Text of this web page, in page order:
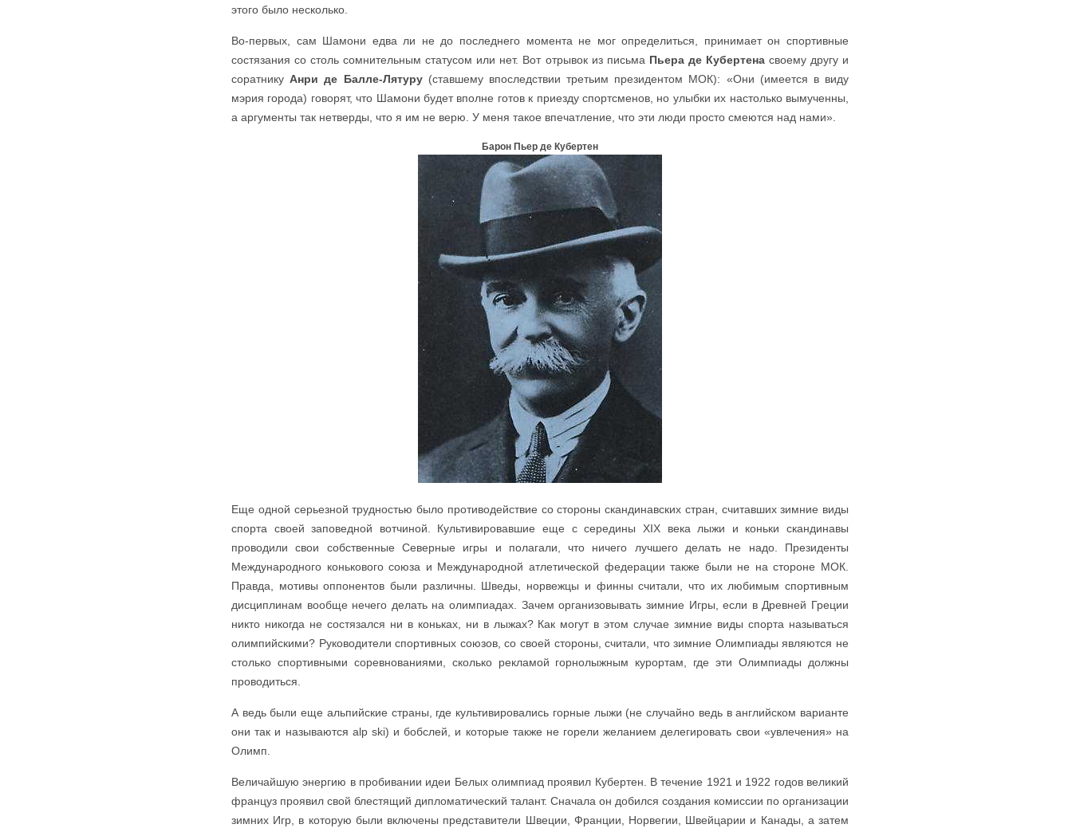
этого было несколько.
Во-первых, сам Шамони едва ли не до последнего момента не мог определиться, принимает он спортивные
состязания со столь сомнительным статусом или нет. Вот отрывок из письма Пьера де Кубертенасвоему другу и
соратникуАнри де Балле-Лятуру(ставшему впоследствии третьим президентом МОК): «Они (имеется в виду
мэрия города) говорят, что Шамони будет вполне готов к приезду спортсменов, но улыбки их настолько вымученны,
а аргументы так нетверды, что я им не верю. У меня такое впечатление, что эти люди просто смеются над нами».
Барон Пьер де Кубертен
Еще одной серьезной трудностью было противодействие со стороны скандинавских стран, считавших зимние виды
спорта своей заповедной вотчиной. Культивировавшие еще с середины XIX века лыжи и коньки скандинавы
проводили свои собственные Северные игры и полагали, что ничего лучшего делать не надо. Президенты
Международного конькового союза и Международной атлетической федерации также были не на стороне МОК.
Правда, мотивы оппонентов были различны. Шведы, норвежцы и финны считали, что их любимым спортивным
дисциплинам вообще нечего делать на олимпиадах. Зачем организовывать зимние Игры, если в Древней Греции
никто никогда не состязался ни в коньках, ни в лыжах? Как могут в этом случае зимние виды спорта называться
олимпийскими? Руководители спортивных союзов, со своей стороны, считали, что зимние Олимпиады являются не
столько спортивными соревнованиями, сколько рекламой горнолыжным курортам, где эти Олимпиады должны
проводиться.
А ведь были еще альпийские страны, где культивировались горные лыжи (не случайно ведь в английском варианте
они так и называются alp ski) и бобслей, и которые также не горели желанием делегировать свои «увлечения» на
Олимп.
Величайшую энергию в пробивании идеи Белых олимпиад проявил Кубертен. В течение 1921 и 1922 годов великий
француз проявил свой блестящий дипломатический талант. Сначала он добился создания комиссии по организации
зимних Игр, в которую были включены представители Швеции, Франции, Норвегии, Швейцарии и Канады, а затем